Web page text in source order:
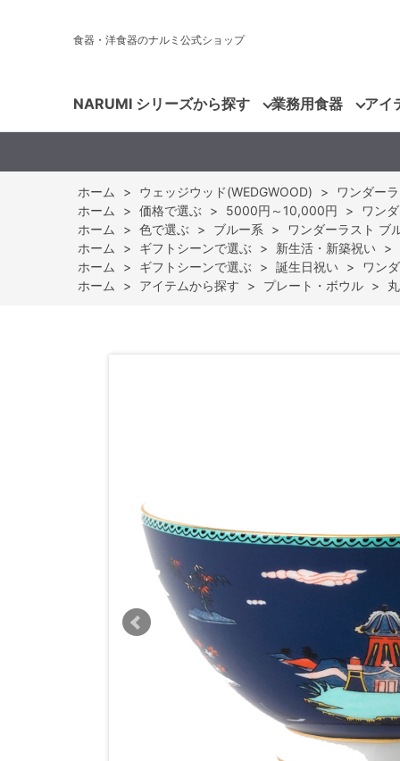
食器・洋食器のナルミ公式ショップ
NARUMI シリーズから探す 業務用食器 アイ
ホーム > ウェッジウッド(WEDGWOOD) >
ワンダー
ホーム
> 価格で選ぶ > 5000円～10,000円 >
ワン
ホーム
> 色で選ぶ > ブルー系 >
ワンダーラスト ブ
ホーム
> ギフトシーンで選ぶ > 新生活・新築祝い
>
ホーム
> ギフトシーンで選ぶ > 誕生日祝い >
ワン
ホーム
> アイテムから探す > プレート・ボウル >